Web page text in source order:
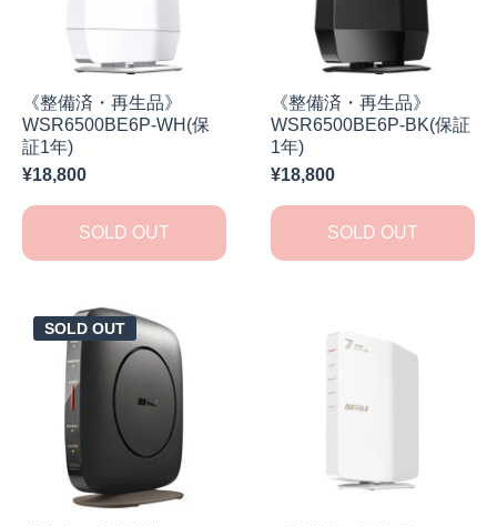
《整備済・再生品》
WSR6500BE6P-WH(保
証1年)
¥18,800
SOLD OUT
《整備済・再生品》
WSR6500BE6P-BK(保証
1年)
¥18,800
SOLD OUT
SOLD OUT